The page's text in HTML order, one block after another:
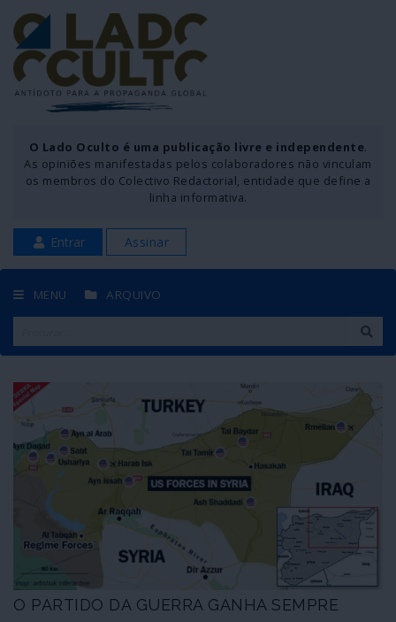
O Lado Oculto é uma publicação livre e independente.
As opiniões manifestadas pelos colaboradores não vinculam
os membros do Colectivo Redactorial, entidade que define a
linha informativa.
Entrar Assinar
MENU ARQUIVO
O PARTIDO DA GUERRA GANHA SEMPRE